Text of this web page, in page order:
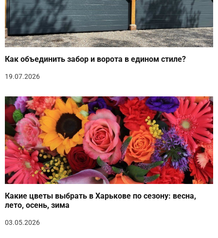
Как объединить забор и ворота в едином стиле?
19.07.2026
Какие цветы выбрать в Харькове по сезону: весна,
лето, осень, зима
03.05.2026